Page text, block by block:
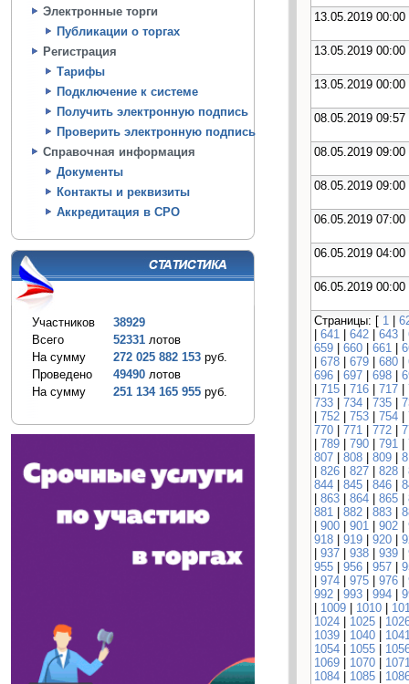
Электронные торги
Публикации о торгах
Регистрация
Тарифы
Подключение к системе
Получить электронную подпись
Проверить электронную подпись
Справочная информация
Документы
Контакты и реквизиты
Аккредитация в СРО
Участников
38929
Всего
52331 лотов
На сумму
272 025 882 153 руб.
Проведено
49490 лотов
На сумму
251 134 165 955 руб.
13.05.2019 00:00
13.05.2019 00:00
13.05.2019 00:00
08.05.2019 09:57
08.05.2019 09:00
08.05.2019 09:00
06.05.2019 07:00
06.05.2019 04:00
06.05.2019 00:00
Страницы: [ 1 |
| 641 | 642 | 643 |
659 | 660 | 661 |
| 678 | 679 | 680 |
696 | 697 | 698 |
| 715 | 716 | 717 |
733 | 734 | 735 |
| 752 | 753 | 754 |
770 | 771 | 772 |
| 789 | 790 | 791 |
807 | 808 | 809 |
| 826 | 827 | 828 |
844 | 845 | 846 |
| 863 | 864 | 865 |
881 | 882 | 883 |
| 900 | 901 | 902 |
918 | 919 | 920 |
| 937 | 938 | 939 |
955 | 956 | 957 |
| 974 | 975 | 976 |
992 | 993 | 994 |
| 1009 | 1010 |
1024 | 1025 |
1039 | 1040 |
1054 | 1055 |
1069 | 1070 |
1084 | 1085 |